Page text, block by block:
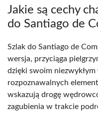
Jakie są cechy
do Santiago de
Szlak do Santiago de
wersja, przyciąga
dzięki swoim
rozpoznawalnych
wskazują drogę
zagubienia w trakcie